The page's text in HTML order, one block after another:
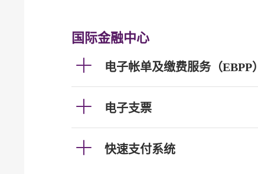
国际金融中心
电子帐单及缴费服务（EBPP）
电子支票
快速支付系统